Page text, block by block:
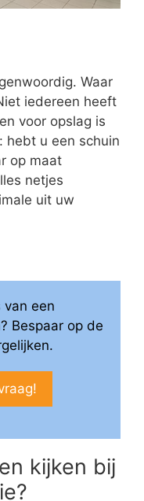
Waar
iedereen heeft
voor opslag is
hebt u een schuin
op maat
netjes
uit uw
van een
Bespaar op de
kijken bij